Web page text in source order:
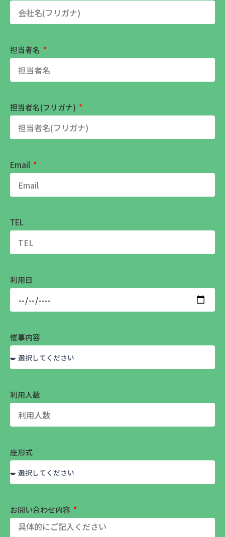
担当者名
担当者名(フリガナ)
Email
TEL
利用日
催事内容
利用人数
座形式
お問い合わせ内容